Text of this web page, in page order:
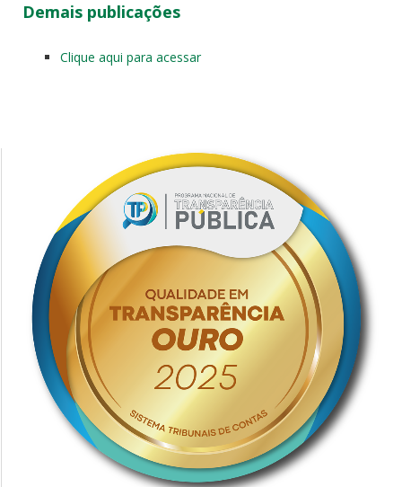
Demais publicações
Clique aqui para acessar